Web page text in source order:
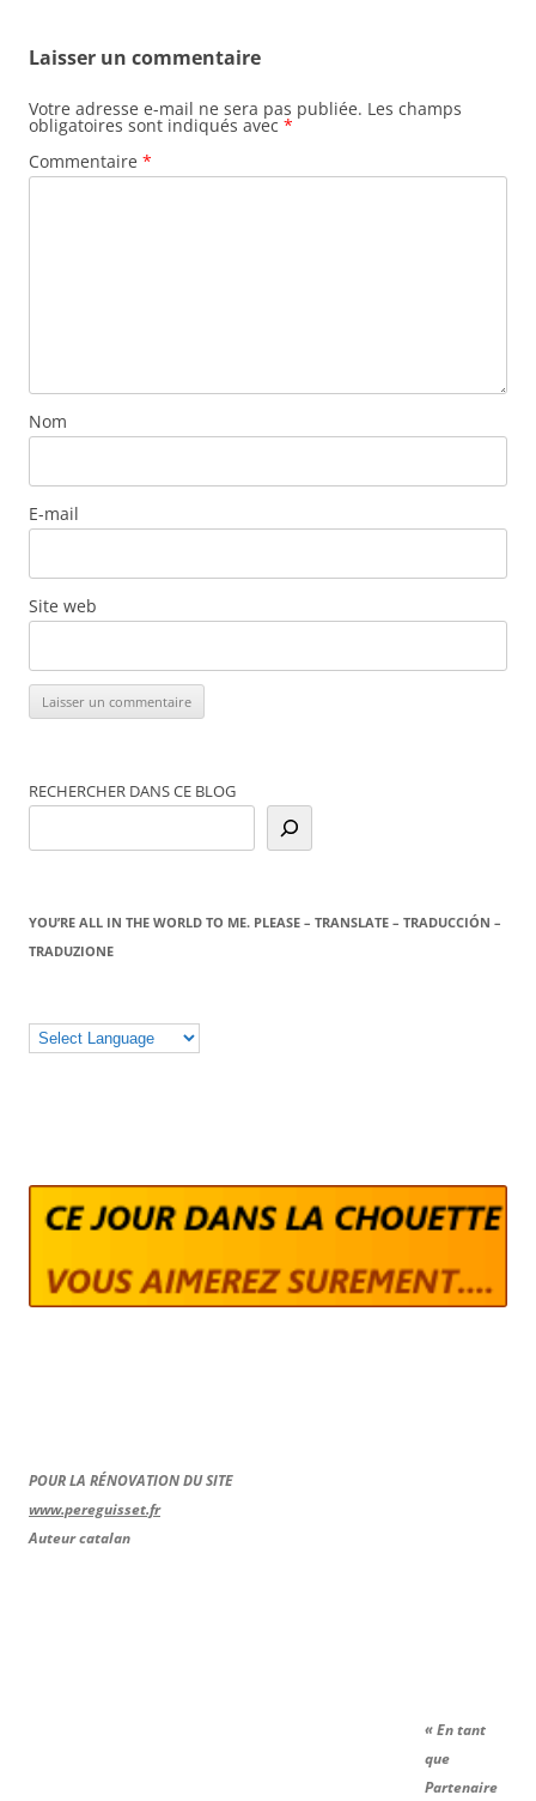
Laisser un commentaire
Votre adresse e-mail ne sera pas publiée. Les champs
obligatoires sont indiqués avec *
Commentaire *
Nom
E-mail
Site web
RECHERCHER DANS CE BLOG
YOU’RE ALL IN THE WORLD TO ME. PLEASE – TRANSLATE – TRADUCCIÓN –
TRADUZIONE
POUR LA RÉNOVATION DU SITE
www.pereguisset.fr
Auteur catalan
« En tant
que
Partenaire